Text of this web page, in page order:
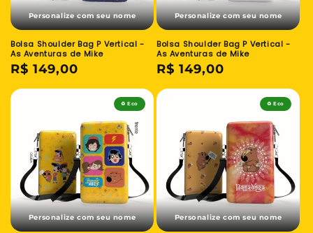
Personalize com seu nome
Bolsa Shoulder Bag P Vertical -
As Aventuras de Mike
Preço
R$ 149,00
Personalize com seu nome
Bolsa Shoulder Bag P Vertical -
As Aventuras de Mike
Preço
R$ 149,00
♻️ Eco
Personalize com seu nome
♻️ Eco
Personalize com seu nome